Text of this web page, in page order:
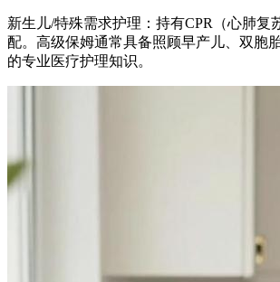
新生儿/特殊需求护理：持有CPR（心肺复
配。高级保姆通常具备照顾早产儿、双胞
的专业医疗护理知识。